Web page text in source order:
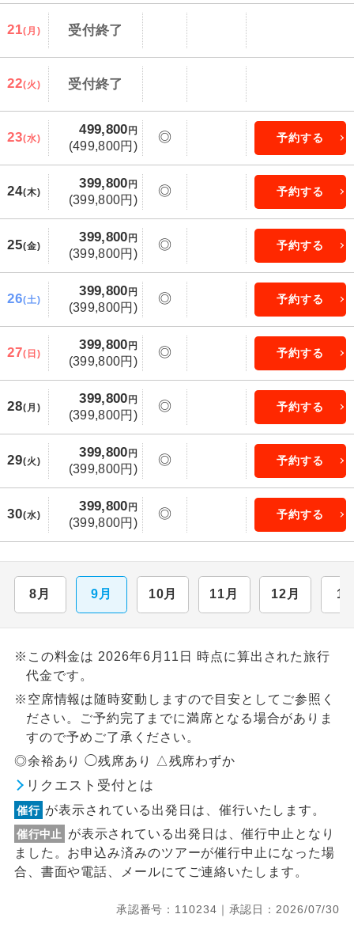
21(月) 受付終了
22(火) 受付終了
23(水)
499,800 円
(499,800円)
◎ 予約する
24(木)
399,800 円
(399,800円)
◎ 予約する
25(金)
399,800 円
(399,800円)
◎ 予約する
26(土)
399,800 円
(399,800円)
◎ 予約する
27(日)
399,800 円
(399,800円)
◎ 予約する
28(月)
399,800 円
(399,800円)
◎ 予約する
29(火)
399,800 円
(399,800円)
◎ 予約する
30(水)
399,800 円
(399,800円)
◎ 予約する
8月 9月 10月 11月 12月 1
※この料金は 2026年6月11日 時点に算出された旅行
代金です。
※空席情報は随時変動しますので目安としてご参照く
ださい。ご予約完了までに満席となる場合がありま
すので予めご了承ください。
◎余裕あり ◯残席あり △残席わずか
リクエスト受付とは
催行 が表示されている出発日は、催行いたします。
催行中止
が表示されている出発日は、催行中止となり
ました。お申込み済みのツアーが催行中止になった場
合、書面や電話、メールにてご連絡いたします。
承認番号：110234｜承認日：2026/07/30